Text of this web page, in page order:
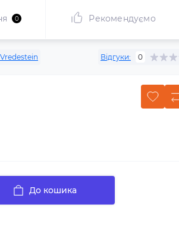
0 Рекомендуємо
Vredestein Відгуки: 0
До кошика